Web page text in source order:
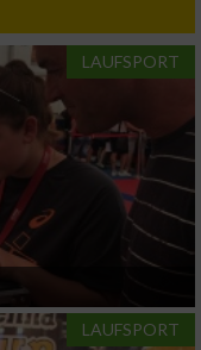
LAUFSPORT
LAUFSPORT